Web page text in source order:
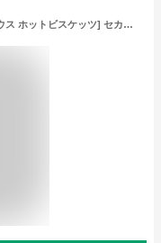
[MIKIHOUSE HOT BISCUITS] [ミキハウス ホットビスケッツ] セカンド ベビーシューズ 男の子 女の子 キッズ 靴 白 14cm 71-9301-496